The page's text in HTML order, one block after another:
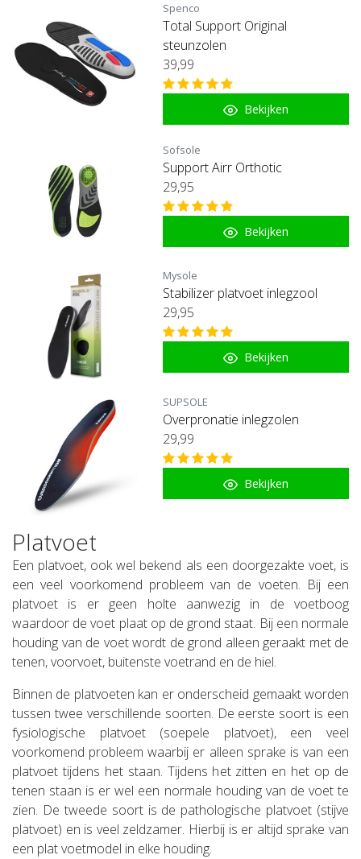
Spenco
Total Support Original
steunzolen
39,99
Bekijken
Sofsole
Support Airr Orthotic
29,95
Bekijken
Mysole
Stabilizer platvoet inlegzool
29,95
Bekijken
SUPSOLE
Overpronatie inlegzolen
29,99
Bekijken
Platvoet
Een platvoet, ook wel bekend als een doorgezakte voet, is
een veel voorkomend probleem van de voeten. Bij een
platvoet is er geen holte aanwezig in de voetboog
waardoor de voet plaat op de grond staat. Bij een normale
houding van de voet wordt de grond alleen geraakt met de
tenen, voorvoet, buitenste voetrand en de hiel.
Binnen de platvoeten kan er onderscheid gemaakt worden
tussen twee verschillende soorten. De eerste soort is een
fysiologische platvoet (soepele platvoet), een veel
voorkomend probleem waarbij er alleen sprake is van een
platvoet tijdens het staan. Tijdens het zitten en het op de
tenen staan is er wel een normale houding van de voet te
zien. De tweede soort is de pathologische platvoet (stijve
platvoet) en is veel zeldzamer. Hierbij is er altijd sprake van
een plat voetmodel in elke houding.